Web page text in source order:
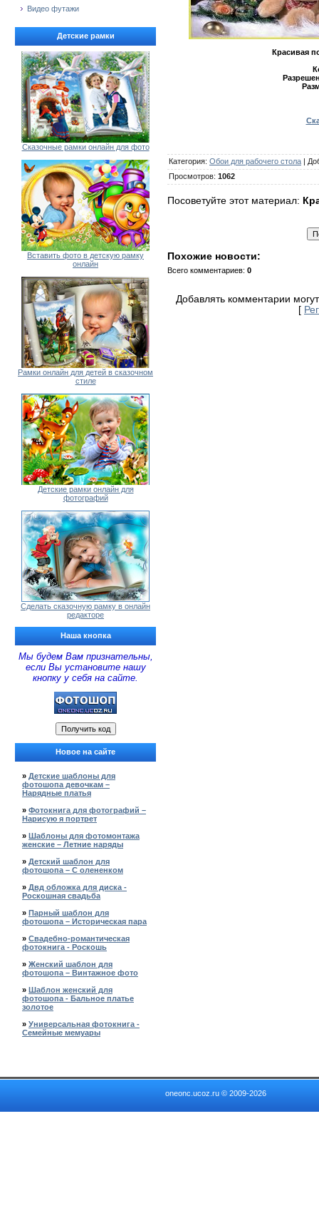
Видео футажи
Детские рамки
Сказочные рамки онлайн для фото
Вставить фото в детскую рамку
онлайн
Рамки онлайн для детей в сказочном
стиле
Детские рамки онлайн для
фотографий
Сделать сказочную рамку в онлайн
редакторе
Наша кнопка
Мы будем Вам признательны,
если Вы установите нашу
кнопку у себя на сайте.
Новое на сайте
» Детские шаблоны для
фотошопа девочкам –
Нарядные платья
» Фотокнига для фотографий –
Нарисую я портрет
» Шаблоны для фотомонтажа
женские – Летние наряды
» Детский шаблон для
фотошопа – С олененком
» Двд обложка для диска -
Роскошная свадьба
» Парный шаблон для
фотошопа – Историческая пара
» Свадебно-романтическая
фотокнига - Роскошь
» Женский шаблон для
фотошопа – Винтажное фото
» Шаблон женский для
фотошопа - Бальное платье
золотое
» Универсальная фотокнига -
Семейные мемуары
Красивая
Категория: Обои для рабочего стола |
Просмотров: 1062
Посоветуйте этот материал:
Похожие новости:
Всего комментариев: 0
Добавлять комментарии
[
oneonc.ucoz.ru © 2009-2026